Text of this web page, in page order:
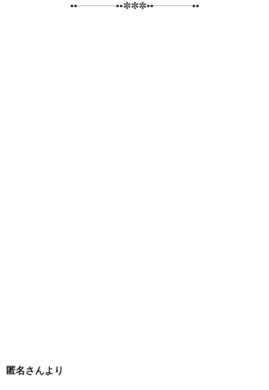
••┈┈┈┈••✼✼✼••┈┈┈┈••
匿名さんより